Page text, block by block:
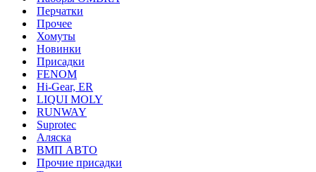
Перчатки
Прочее
Хомуты
Новинки
Присадки
FENOM
Hi-Gear, ER
LIQUI MOLY
RUNWAY
Suprotec
Аляска
ВМП АВТО
Прочие присадки